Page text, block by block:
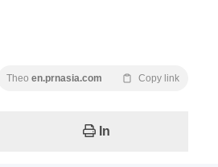
Theo en.prnasia.com Copy link
In